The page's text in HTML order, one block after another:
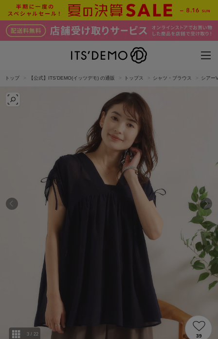
トップ 【公式】ITS'DEMO(イッツデモ) の通販 トップス シャツ・ブラウス シアー
3 / 22 39